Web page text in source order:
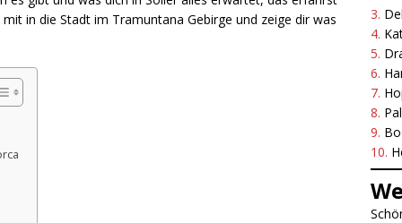
in die Stadt im Tramuntana Gebirge und zeige dir was
3.
4.
5.
6.
7.
8.
9.
10.